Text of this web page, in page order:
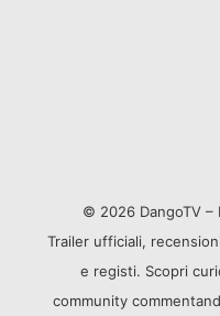
© 2026 DangoTV –
Trailer ufficiali,
e registi. Scopri
community